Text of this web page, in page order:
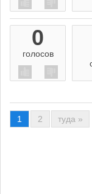
0
голосов
1 2 туда »